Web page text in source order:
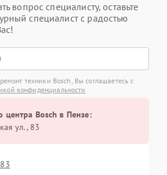
вопрос специалисту, оставьте
специалист с радостью
техники Bosch, Вы соглашаетесь с
конфиденциальности
центра Bosch в Пензе:
ул., 83